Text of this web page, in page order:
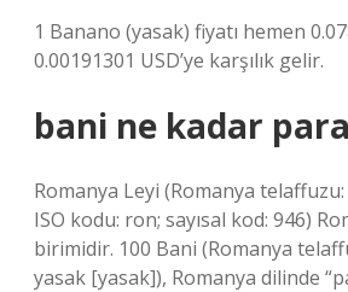
1 Banano (yasak) fiyatı hemen
0.00191301 USD’ye karşılık gelir.
bani ne kadar
Romanya Leyi (Romanya
ISO kodu: ron; sayısal kod: 946)
birimidir. 100 Bani (Romanya
yasak [yasak]), Romanya dilinde